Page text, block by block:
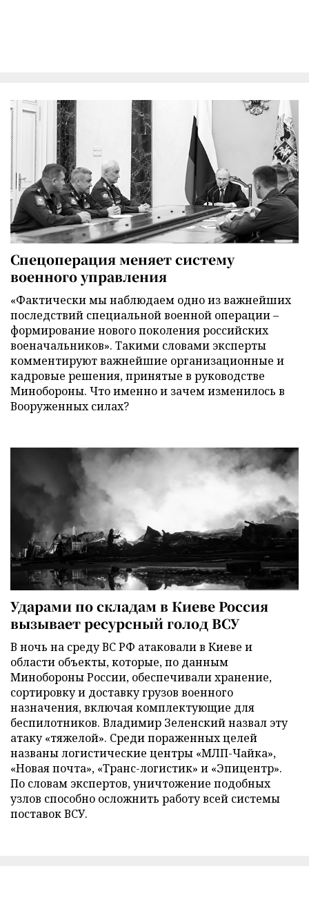
Спецоперация меняет систему
военного управления
«Фактически мы наблюдаем одно из важнейших
последствий специальной военной операции –
формирование нового поколения российских
военачальников». Такими словами эксперты
комментируют важнейшие организационные и
кадровые решения, принятые в руководстве
Минобороны. Что именно и зачем изменилось в
Вооруженных силах?
Ударами по складам в Киеве Россия
вызывает ресурсный голод ВСУ
В ночь на среду ВС РФ атаковали в Киеве и
области объекты, которые, по данным
Минобороны России, обеспечивали хранение,
сортировку и доставку грузов военного
назначения, включая комплектующие для
беспилотников. Владимир Зеленский назвал эту
атаку «тяжелой». Среди пораженных целей
названы логистические центры «МЛП-Чайка»,
«Новая почта», «Транс-логистик» и «Эпицентр».
По словам экспертов, уничтожение подобных
узлов способно осложнить работу всей системы
поставок ВСУ.